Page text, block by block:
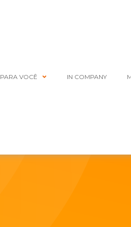
PARA VOCÊ IN COMPANY